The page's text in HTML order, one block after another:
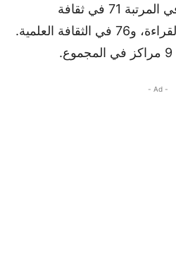
مراكز متدنية، حيث جاء في المرتبة 71 في ثقافة
الرياضيات، 79 في فهم القراءة، و76 في الثقافة العلمية.
- Ad -